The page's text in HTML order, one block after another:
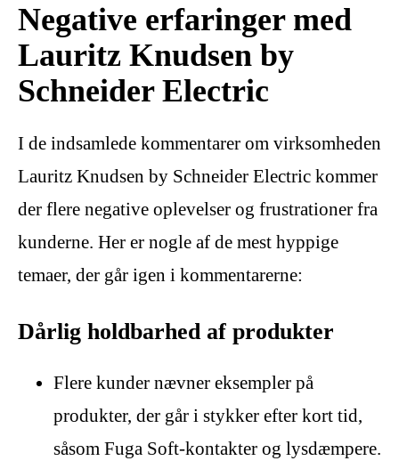
Negative erfaringer med
Lauritz Knudsen by
Schneider Electric
I de indsamlede kommentarer om virksomheden
Lauritz Knudsen by Schneider Electric kommer
der flere negative oplevelser og frustrationer fra
kunderne. Her er nogle af de mest hyppige
temaer, der går igen i kommentarerne:
Dårlig holdbarhed af produkter
Flere kunder nævner eksempler på
produkter, der går i stykker efter kort tid,
såsom Fuga Soft-kontakter og lysdæmpere.